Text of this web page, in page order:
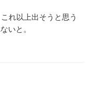
れ以上出そうと思う
いと。